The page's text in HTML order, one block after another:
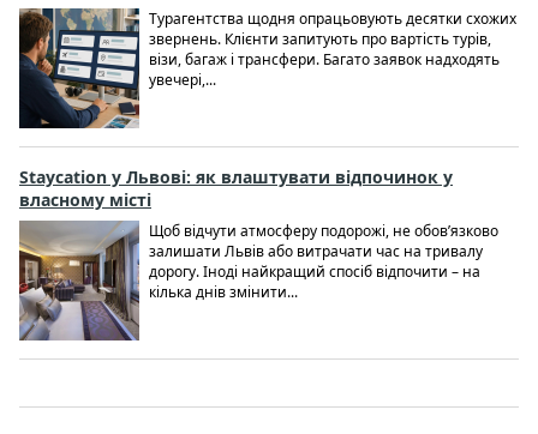
Турагентства щодня опрацьовують десятки схожих
звернень. Клієнти запитують про вартість турів,
візи, багаж і трансфери. Багато заявок надходять
увечері,...
Staycation у Львові: як влаштувати відпочинок у
власному місті
Щоб відчути атмосферу подорожі, не обов’язково
залишати Львів або витрачати час на тривалу
дорогу. Іноді найкращий спосіб відпочити – на
кілька днів змінити...